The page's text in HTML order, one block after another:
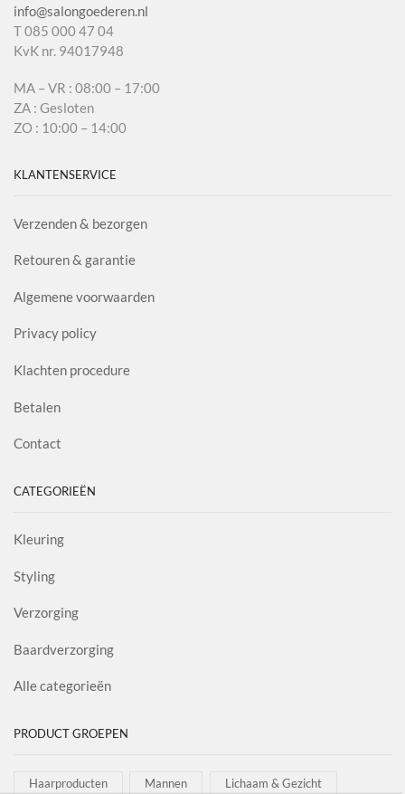
info@salongoederen.nl
T 085 000 47 04
KvK nr. 94017948
MA – VR : 08:00 – 17:00
ZA : Gesloten
ZO : 10:00 – 14:00
KLANTENSERVICE
Verzenden & bezorgen
Retouren & garantie
Algemene voorwaarden
Privacy policy
Klachten procedure
Betalen
Contact
CATEGORIEËN
Kleuring
Styling
Verzorging
Baardverzorging
Alle categorieën
PRODUCT GROEPEN
Haarproducten Mannen Lichaam & Gezicht